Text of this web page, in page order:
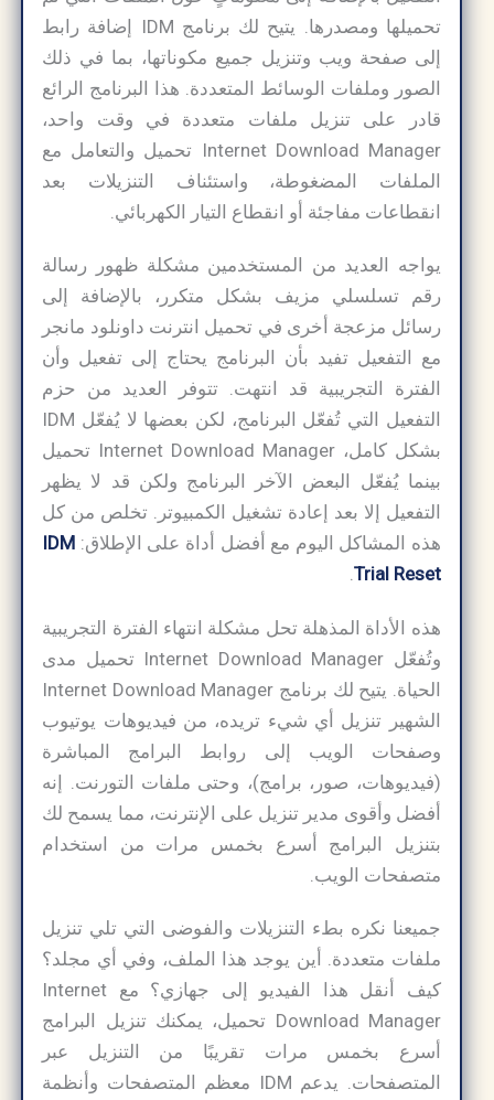
تحميلها ومصدرها. يتيح لك برنامج IDM إضافة رابط
إلى صفحة ويب وتنزيل جميع مكوناتها، بما في ذلك
الصور وملفات الوسائط المتعددة. هذا البرنامج الرائع
قادر على تنزيل ملفات متعددة في وقت واحد،
Internet Download Manager تحميل والتعامل مع
الملفات المضغوطة، واستئناف التنزيلات بعد
انقطاعات مفاجئة أو انقطاع التيار الكهربائي.
يواجه العديد من المستخدمين مشكلة ظهور رسالة
رقم تسلسلي مزيف بشكل متكرر، بالإضافة إلى
رسائل مزعجة أخرى في تحميل انترنت داونلود مانجر
مع التفعيل تفيد بأن البرنامج يحتاج إلى تفعيل وأن
الفترة التجريبية قد انتهت. تتوفر العديد من حزم
التفعيل التي تُفعّل البرنامج، لكن بعضها لا يُفعّل IDM
بشكل كامل، Internet Download Manager تحميل
بينما يُفعّل البعض الآخر البرنامج ولكن قد لا يظهر
التفعيل إلا بعد إعادة تشغيل الكمبيوتر. تخلص من كل
هذه المشاكل اليوم مع أفضل أداة على الإطلاق:IDM
Trial Reset
.
هذه الأداة المذهلة تحل مشكلة انتهاء الفترة التجريبية
وتُفعّل Internet Download Manager تحميل مدى
الحياة. يتيح لك برنامج Internet Download Manager
الشهير تنزيل أي شيء تريده، من فيديوهات يوتيوب
وصفحات الويب إلى روابط البرامج المباشرة
(فيديوهات، صور، برامج)، وحتى ملفات التورنت. إنه
أفضل وأقوى مدير تنزيل على الإنترنت، مما يسمح لك
بتنزيل البرامج أسرع بخمس مرات من استخدام
متصفحات الويب.
جميعنا نكره بطء التنزيلات والفوضى التي تلي تنزيل
ملفات متعددة. أين يوجد هذا الملف، وفي أي مجلد؟
كيف أنقل هذا الفيديو إلى جهازي؟ مع Internet
Download Manager تحميل، يمكنك تنزيل البرامج
أسرع بخمس مرات تقريبًا من التنزيل عبر
المتصفحات. يدعم IDM معظم المتصفحات وأنظمة